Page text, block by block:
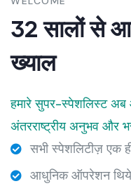
32 सालों से
ख्याल
हमारे सुपर-स्पेशलिस्ट
अंतरराष्ट्रीय अनुभव और
सभी स्पेशलिटीज़ एक
आधुनिक ऑपरेशन